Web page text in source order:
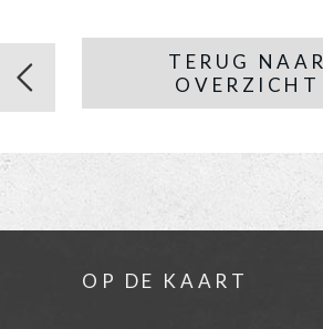
TERUG NAAR
OVERZICHT
OP DE KAART